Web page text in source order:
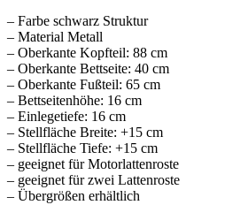
– Farbe schwarz Struktur
– Material Metall
– Oberkante Kopfteil: 88 cm
– Oberkante Bettseite: 40 cm
– Oberkante Fußteil: 65 cm
– Bettseitenhöhe: 16 cm
– Einlegetiefe: 16 cm
– Stellfläche Breite: +15 cm
– Stellfläche Tiefe: +15 cm
– geeignet für Motorlattenroste
– geeignet für zwei Lattenroste
– Übergrößen erhältlich